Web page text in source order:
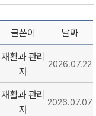
글쓴이 날짜
재활과 관리
자
2026.07.22
재활과 관리
자
2026.07.07